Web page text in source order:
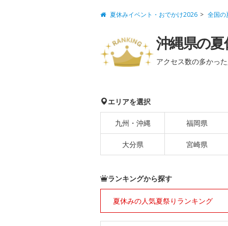
夏休みイベント・おでかけ2026 全国の
沖縄県の
アクセス数の多かっ
エリアを選択
九州・沖縄 福岡県
大分県 宮崎県
ランキングから探す
夏休みの人気夏祭りランキング